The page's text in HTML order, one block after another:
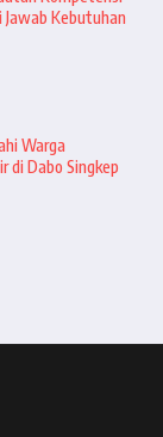
Jawab Kebutuhan
Warga
di Dabo Singkep